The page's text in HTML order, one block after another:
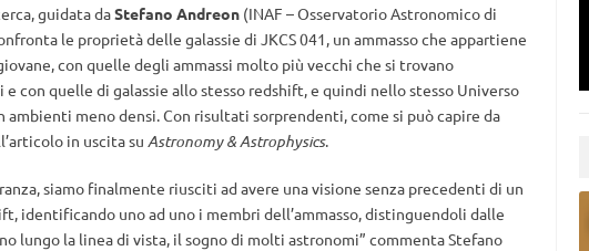
guidata daStefano Andreon(INAF – Osservatorio Astronomico di
le proprietà delle galassie di JKCS 041, un ammasso che appartiene
con quelle degli ammassi molto più vecchi che si trovano
e con quelle di galassie allo stesso redshift, e quindi nello stesso Universo
ambienti meno densi. Con risultati sorprendenti, come si può capire da
in uscita su Astronomy & Astrophysics.
siamo finalmente riusciti ad avere una visione senza precedenti di un
identificando uno ad uno i membri dell’ammasso, distinguendoli dalle
lungo la linea di vista, il sogno di molti astronomi” commenta Stefano